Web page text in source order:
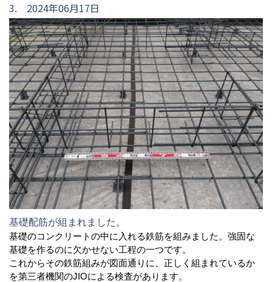
3. 2024年06月17日
基礎配筋が組まれました。
基礎のコンクリートの中に入れる鉄筋を組みました。強固な
基礎を作るのに欠かせない工程の一つです。
これからその鉄筋組みが図面通りに、正しく組まれているか
を第三者機関のJIOによる検査があります。